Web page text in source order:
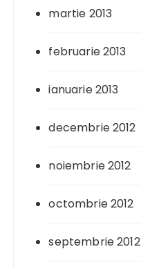
martie 2013
februarie 2013
ianuarie 2013
decembrie 2012
noiembrie 2012
octombrie 2012
septembrie 2012